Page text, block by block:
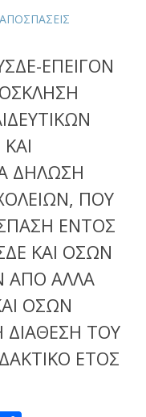
ΑΠΟΣΠΑΣΕΙΣ
ΕΠΕΙΓΟΝ
ΔΗΛΩΣΗ
ΠΟΥ
ΕΝΤΟΣ
ΚΑΙ ΟΣΩΝ
ΑΠΟ ΑΛΛΑ
ΟΣΩΝ
ΔΙΑΘΕΣΗ ΤΟΥ
ΕΤΟΣ